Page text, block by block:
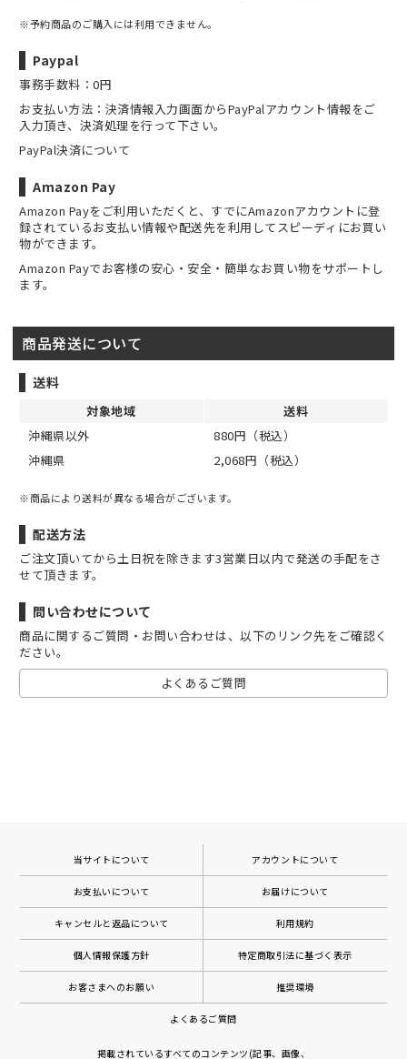
※予約商品のご購入には利用できません。
Paypal
事務手数料：0円
お支払い方法：決済情報入力画面からPayPalアカウント情報をご
入力頂き、決済処理を行って下さい。
PayPal決済について
Amazon Pay
Amazon Payをご利用いただくと、すでにAmazonアカウントに登
録されているお支払い情報や配送先を利用してスピーディにお買い
物ができます。
Amazon Payでお客様の安心・安全・簡単なお買い物をサポートし
ます。
商品発送について
送料
対象地域
送料
沖縄県以外
880円（税込）
沖縄県
2,068円（税込）
※商品により送料が異なる場合がございます。
配送方法
ご注文頂いてから土日祝を除きます3営業日以内で発送の手配をさ
せて頂きます。
問い合わせについて
商品に関するご質問・お問い合わせは、以下のリンク先をご確認く
ださい。
よくあるご質問
当サイトについて アカウントについて
お支払いについて お届けについて
キャンセルと返品について 利用規約
個人情報保護方針 特定商取引法に基づく表示
お客さまへのお願い 推奨環境
よくあるご質問
掲載されているすべてのコンテンツ(記事、画像、